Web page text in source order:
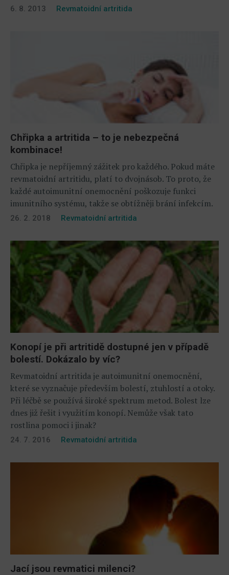
6. 8. 2013 Revmatoidní artritida
Chřipka a artritida – to je nebezpečná
kombinace!
Chřipka je nepříjemný zážitek pro každého. Pokud máte
revmatoidní artritidu, platí to dvojnásob. To proto, že
každé autoimunitní onemocnění poškozuje funkci
imunitního systému, takže se obtížněji brání infekcím.
26. 2. 2018 Revmatoidní artritida
Konopí je při artritidě dostupné jen v případě
bolestí. Dokázalo by víc?
Revmatoidní artritida je autoimunitní onemocnění,
které se vyznačuje především bolestí, ztuhlostí a otoky.
Při léčbě se používá široké spektrum metod. Bolest lze
dnes již řešit i využitím konopí. Nemůže však tato
rostlina pomoci i jinak?
24. 7. 2016 Revmatoidní artritida
Jací jsou revmatici milenci?